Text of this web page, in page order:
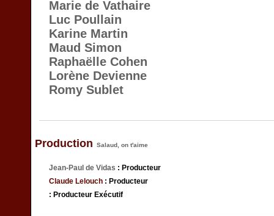
Marie de Vathaire
Luc Poullain
Karine Martin
Maud Simon
Raphaëlle Cohen
Lorène Devienne
Romy Sublet
Production Salaud, on t'aime
Jean-Paul de Vidas : Producteur
Claude Lelouch : Producteur
: Producteur Exécutif